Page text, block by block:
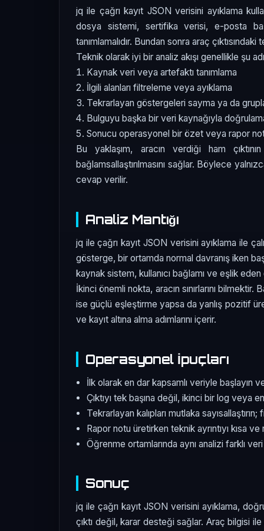
jq ile çağrı kayıt JSON verisini ayıklama
dosya sistemi, sertifika verisi, e-posta
tanımlamalıdır. Bundan sonra araç
Teknik olarak iyi bir analiz akışı genellikle şu
Kaynak veri veya artefaktı tanımlama
İlgili alanları filtreleme veya ayıklama
Tekrarlayan göstergeleri sayma ya da
Bulguyu başka bir veri kaynağıyla
Sonucu operasyonel bir özet veya rapor
Bu yaklaşım, aracın verdiği ham
bağlamsallaştırılmasını sağlar. Böylece
cevap verilir.
Analiz Mantığı
jq ile çağrı kayıt JSON verisini ayıklama ile
gösterge, bir ortamda normal davranış iken
kaynak sistem, kullanıcı bağlamı ve eşlik
İkinci önemli nokta, aracın sınırlarını
ise güçlü eşleştirme yapsa da yanlış pozitif
ve kayıt altına alma adımlarını içerir.
Operasyonel İpuçları
İlk olarak en dar kapsamlı veriyle başlayın
Çıktıyı tek başına değil, ikinci bir log veya
Tekrarlayan kalıpları mutlaka
Rapor notu üretirken teknik ayrıntıyı kısa
Öğrenme ortamlarında aynı analizi farklı
Sonuç
jq ile çağrı kayıt JSON verisini ayıklama,
çıktı değil, karar desteği sağlar. Araç bilgisi